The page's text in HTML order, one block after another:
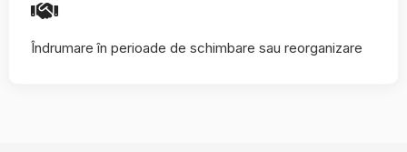
Îndrumare în perioade de schimbare sau reorganizare